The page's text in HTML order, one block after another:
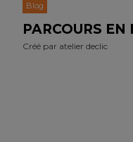
Blog
PARCOURS EN
Créé par atelier declic